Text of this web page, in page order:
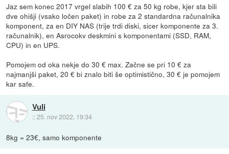
Jaz sem konec 2017 vrgel slabih 100 € za 50 kg robe, kjer sta bili
dve ohišji (vsako ločen paket) in robe za 2 standardna računalnika
komponent, za en DIY NAS (trije trdi diski, sicer komponente za 3.
računalnik), en Asrocokv deskmini s komponentami (SSD, RAM,
CPU) in en UPS.
Pomojem od oka nekje do 30 € max. Začne se pri 10 € za
najmanjši paket, 20 € bi znalo biti še optimistično, 30 € je pomojem
kar safe.
Vuli
::25. nov 2022, 19:34
8kg = 23€, samo komponente